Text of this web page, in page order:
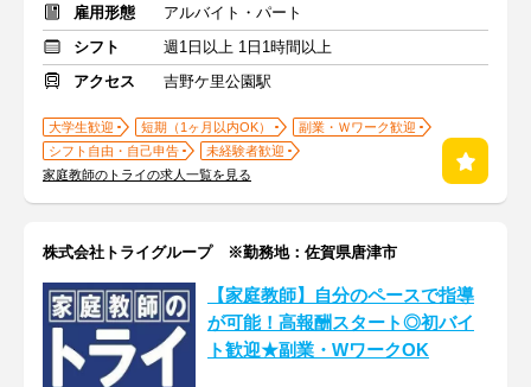
雇用形態
アルバイト・パート
シフト
週1日以上 1日1時間以上
アクセス
吉野ケ里公園駅
大学生歓迎 短期（1ヶ月以内OK）
副業・Ｗワーク歓迎
シフト自由・自己申告
未経験者歓迎
家庭教師のトライの求人一覧を見る
株式会社トライグループ ※勤務地：佐賀県唐津市
【家庭教師】自分のペースで指導
が可能！高報酬スタート◎初バイ
ト歓迎★副業・WワークOK